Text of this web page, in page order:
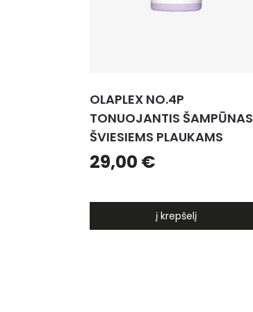
OLAPLEX NO.4P
TONUOJANTIS ŠAMPŪNAS
ŠVIESIEMS PLAUKAMS
29,00 €
į krepšelį